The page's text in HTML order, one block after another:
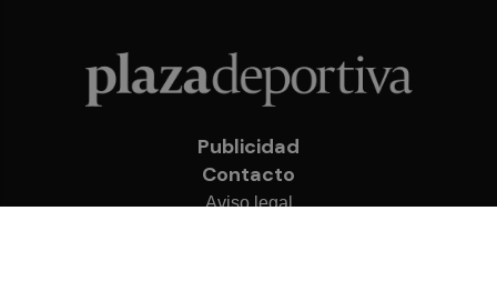
Publicidad
Contacto
Aviso legal